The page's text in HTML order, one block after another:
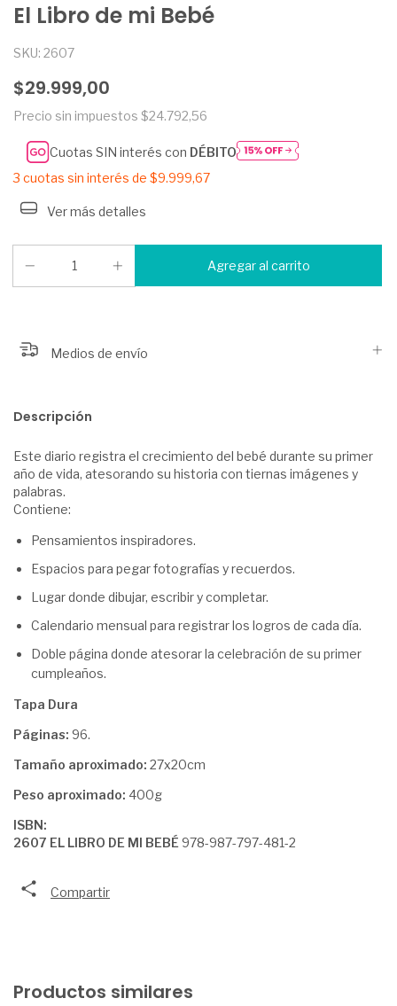
El Libro de mi Bebé
SKU: 2607
$29.999,00
Precio sin impuestos $24.792,56
Cuotas SIN interés con DÉBITO
3 cuotas sin interés de $9.999,67
Ver más detalles
Medios de envío
Descripción
Este diario registra el crecimiento del bebé durante su primer
año de vida, atesorando su historia con tiernas imágenes y
palabras.
Contiene:
Pensamientos inspiradores.
Espacios para pegar fotografías y recuerdos.
Lugar donde dibujar, escribir y completar.
Calendario mensual para registrar los logros de cada día.
Doble página donde atesorar la celebración de su primer
cumpleaños.
Tapa Dura
Páginas: 96.
Tamaño aproximado: 27x20cm
Peso aproximado: 400g
ISBN:
2607 EL LIBRO DE MI BEBÉ 978-987-797-481-2
Compartir
Productos similares